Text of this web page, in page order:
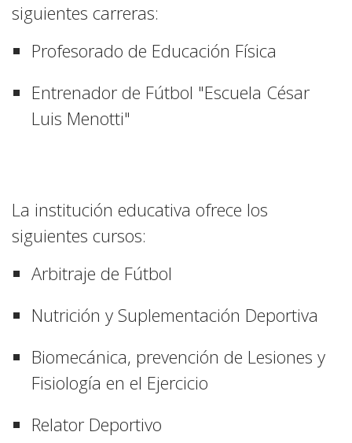
siguientes carreras:
Profesorado de Educación Física
Entrenador de Fútbol "Escuela César
Luis Menotti"
La institución educativa ofrece los
siguientes cursos:
Arbitraje de Fútbol
Nutrición y Suplementación Deportiva
Biomecánica, prevención de Lesiones y
Fisiología en el Ejercicio
Relator Deportivo